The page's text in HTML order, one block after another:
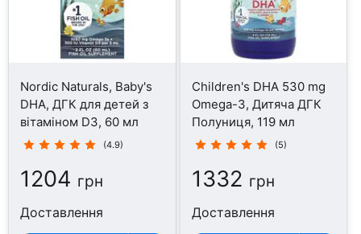
Nordic Naturals, Baby's
DHA, ДГК для детей з
вітаміном D3, 60 мл
(4.9)
1204 грн
Доставлення
Children's DHA 530 mg
Omega-3, Дитяча ДГК
Полуниця, 119 мл
(5)
1332 грн
Доставлення